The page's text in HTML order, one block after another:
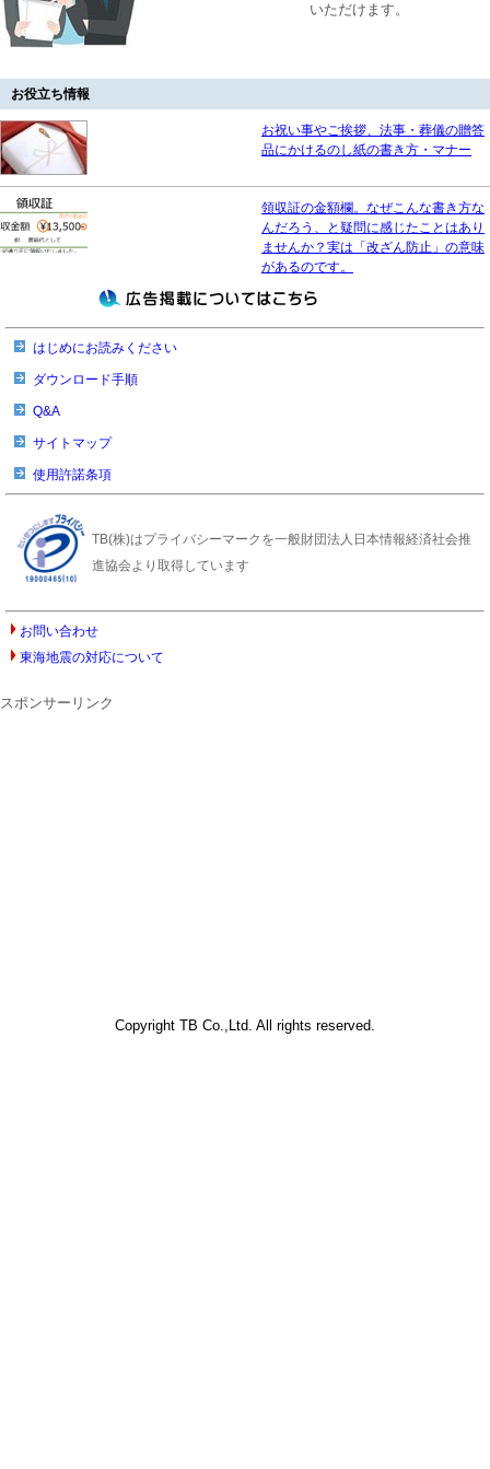
いただけます。
お役立ち情報
お祝い事やご挨拶、法事・葬儀の贈答
品にかけるのし紙の書き方・マナー
領収証の金額欄。なぜこんな書き方な
んだろう、と疑問に感じたことはあり
ませんか？実は「改ざん防止」の意味
があるのです。
はじめにお読みください
ダウンロード手順
Q&A
サイトマップ
使用許諾条項
TB(株)はプライバシーマークを一般財団法人日本情報経済社会推
進協会より取得しています
お問い合わせ
東海地震の対応について
スポンサーリンク
Copyright TB Co.,Ltd. All rights reserved.